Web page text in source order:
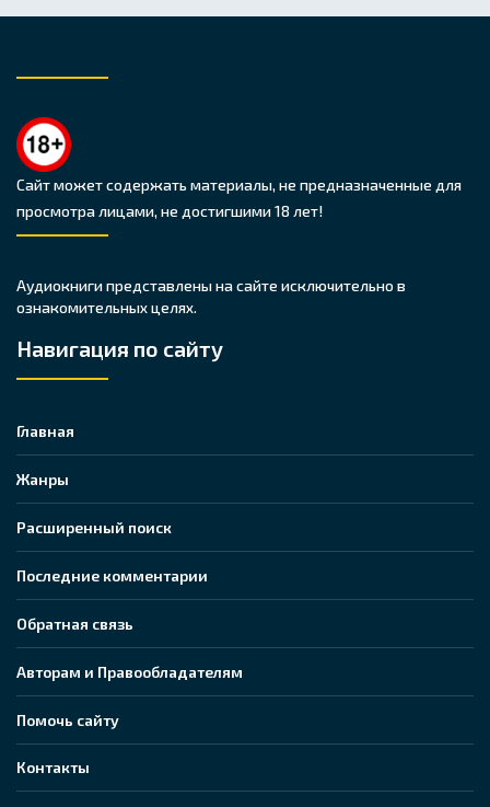
Сайт может содержать материалы, не предназначенные для
просмотра лицами, не достигшими 18 лет!
Аудиокниги представлены на сайте исключительно в
ознакомительных целях.
Навигация по сайту
Главная
Жанры
Расширенный поиск
Последние комментарии
Обратная связь
Авторам и Правообладателям
Помочь сайту
Контакты